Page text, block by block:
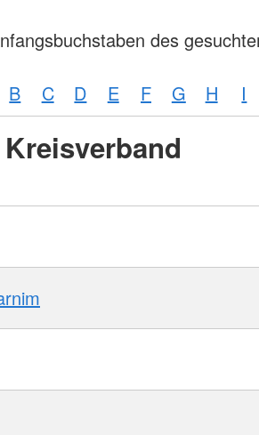
des
B C D E F G H I
Kreisverband